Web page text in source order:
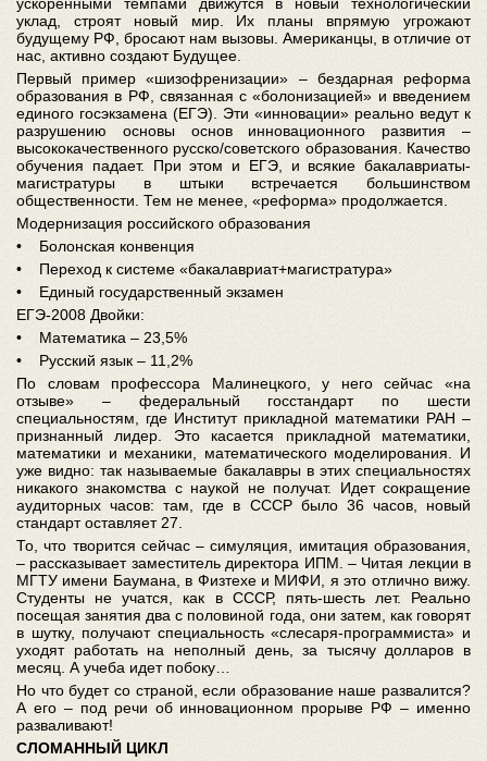
уклад, строят новый мир. Их планы впрямую угрожают
будущему РФ, бросают нам вызовы. Американцы, в отличие от
нас, активно создают Будущее.
Первый пример «шизофренизации» – бездарная реформа
образования в РФ, связанная с «болонизацией» и введением
единого госэкзамена (ЕГЭ). Эти «инновации» реально ведут к
разрушению основы основ инновационного развития –
высококачественного русско/советского образования. Качество
обучения падает. При этом и ЕГЭ, и всякие бакалавриаты-
магистратуры в штыки встречается большинством
общественности. Тем не менее, «реформа» продолжается.
Модернизация российского образования
• Болонская конвенция
• Переход к системе «бакалавриат+магистратура»
• Единый государственный экзамен
ЕГЭ-2008 Двойки:
• Математика – 23,5%
• Русский язык – 11,2%
По словам профессора Малинецкого, у него сейчас «на
отзыве» – федеральный госстандарт по шести
специальностям, где Институт прикладной математики РАН –
признанный лидер. Это касается прикладной математики,
математики и механики, математического моделирования. И
уже видно: так называемые бакалавры в этих специальностях
никакого знакомства с наукой не получат. Идет сокращение
аудиторных часов: там, где в СССР было 36 часов, новый
стандарт оставляет 27.
То, что творится сейчас – симуляция, имитация образования,
– рассказывает заместитель директора ИПМ. – Читая лекции в
МГТУ имени Баумана, в Физтехе и МИФИ, я это отлично вижу.
Студенты не учатся, как в СССР, пять-шесть лет. Реально
посещая занятия два с половиной года, они затем, как говорят
в шутку, получают специальность «слесаря-программиста» и
уходят работать на неполный день, за тысячу долларов в
месяц. А учеба идет побоку…
Но что будет со страной, если образование наше развалится?
А его – под речи об инновационном прорыве РФ – именно
разваливают!
СЛОМАННЫЙ ЦИКЛ